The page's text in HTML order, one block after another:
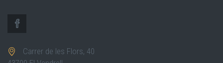
Carrer de les Flors, 40